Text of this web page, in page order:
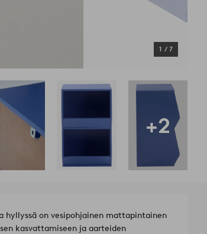
1 / 7
+2
hyllyssä on vesipohjainen mattapintainen
kasvattamiseen ja aarteiden